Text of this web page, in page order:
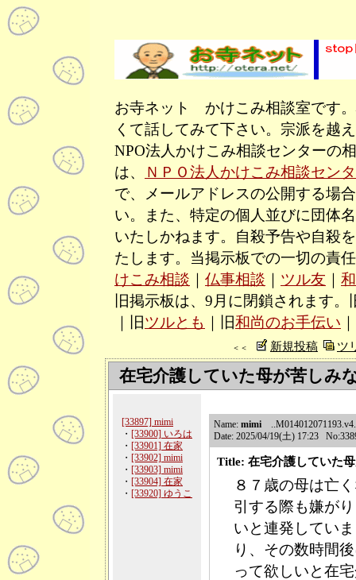
お寺ネット かけこみ相談室です
くて話してみて下さい。宗派を越
NPO法人かけこみ相談センターの
は、
ＮＰＯ法人かけこみ相談セン
で、メールアドレスの公開する場
い。また、特定の個人並びに団体
いたしかねます。自殺予告や自殺
たします。当掲示板での一切の責
けこみ相談
仏事相談 ツル友
旧掲示板は、9月に閉鎖されます。
｜旧ツルとも ｜旧和尚のお手伝い
＜＜ 新規投稿 ツ
在宅介護していた母が苦しみ
[33897] mimi
・ [33900] いろは
・ [33901] 在家
・ [33902] mimi
・ [33903] mimi
・ [33904] 在家
・ [33920] ゆうこ
Name: mimi
Date: 2025/04/19(土) 17:23
Title: 在宅介護していた
８７歳の母は亡
引する際も嫌が
いと連発してい
り、その数時間
って欲しいと在